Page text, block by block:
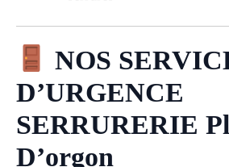
NOS
D’URGENCE
SERRURERIE
D’orgon